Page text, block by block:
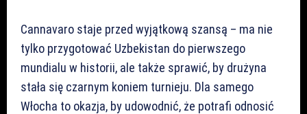
Cannavaro staje przed wyjątkową szansą – ma nie
tylko przygotować Uzbekistan do pierwszego
mundialu w historii, ale także sprawić, by drużyna
stała się czarnym koniem turnieju. Dla samego
Włocha to okazja, by udowodnić, że potrafi odnosić